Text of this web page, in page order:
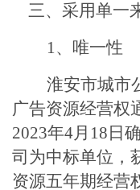
三、采用单一
1、 唯一性
淮安市城市
广告资源经营权
2023年4月18日
司为中标单位，
资源五年期经营